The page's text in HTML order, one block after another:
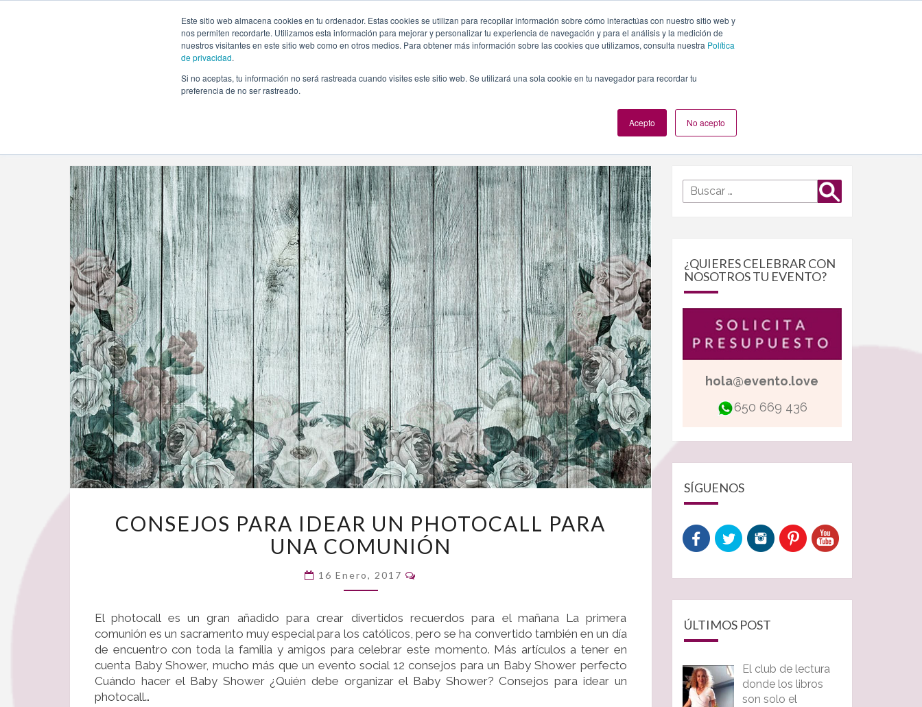
Este sitio web almacena cookies en tu ordenador. Estas cookies se utilizan para recopilar información sobre cómo interactúas con nuestro sitio web y
nos permiten recordarte. Utilizamos esta información para mejorar y personalizar tu experiencia de navegación y para el análisis y la medición de
nuestros visitantes en este sitio web como en otros medios. Para obtener más información sobre las cookies que utilizamos, consulta nuestra Política
de privacidad.
Si no aceptas, tu información no será rastreada cuando visites este sitio web. Se utilizará una sola cookie en tu navegador para recordar tu
preferencia de no ser rastreado.
Acepto No acepto
INICIO QUIÉNES SOMOS TE OFRECEMOS PLANES NUESTROS EVENTOS
PARA
IDEAR
UN
PHOTOCALL
PARA
COMUNIÓN
CONSEJOS PARA IDEAR UN PHOTOCALL PARA
UNA COMUNIÓN
16 Enero, 2017
El photocall es un gran añadido para crear divertidos recuerdos para el mañana La primera
comunión es un sacramento muy especial para los católicos, pero se ha convertido también en un día
de encuentro con toda la familia y amigos para celebrar este momento. Más artículos a tener en
cuenta Baby Shower, mucho más que un evento social 12 consejos para un Baby Shower perfecto
Cuándo hacer el Baby Shower ¿Quién debe organizar el Baby Shower? Consejos para idear un
photocall…
Buscar
por:
Buscar
¿QUIERES CELEBRAR CON
NOSOTROS TU EVENTO?
hola@evento.love
650 669 436
SÍGUENOS
ÚLTIMOS POST
El club de lectura
donde los libros
son solo el